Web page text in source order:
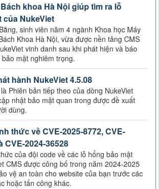
khoa Hà Nội giúp tìm ra lỗ
của NukeViet
sinh viên năm 4 ngành Khoa học Máy
Khoa Hà Nội, vừa được nền tảng CMS
vinh danh sau khi phát hiện và báo
mật nghiêm trọng.
hành NukeViet 4.5.08
Phiên bản tiếp theo của dòng NukeViet
nhật bảo mật quan trong được đề xuất
dùng.
thức về CVE-2025-8772, CVE-
CVE-2024-36528
của đội code về các lỗ hổng bảo mật
CMS được công bố trong năm 2024-2025
vệ an toàn cho website của bạn trước các
hoặc tấn công khác.